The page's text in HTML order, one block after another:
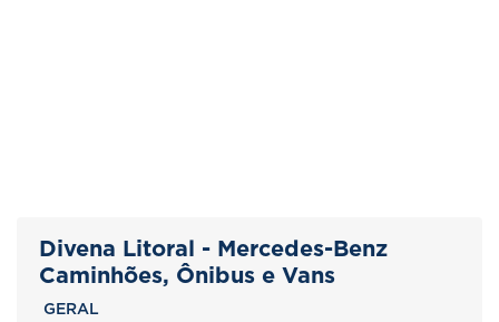
Divena Litoral - Mercedes-Benz
Caminhões, Ônibus e Vans
GERAL